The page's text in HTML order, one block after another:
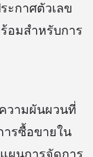
ะกาศตัวเลข
อมสำหรับการ
วามผันผวนที่
ารซื้อขายใน
ผนการจัดการ